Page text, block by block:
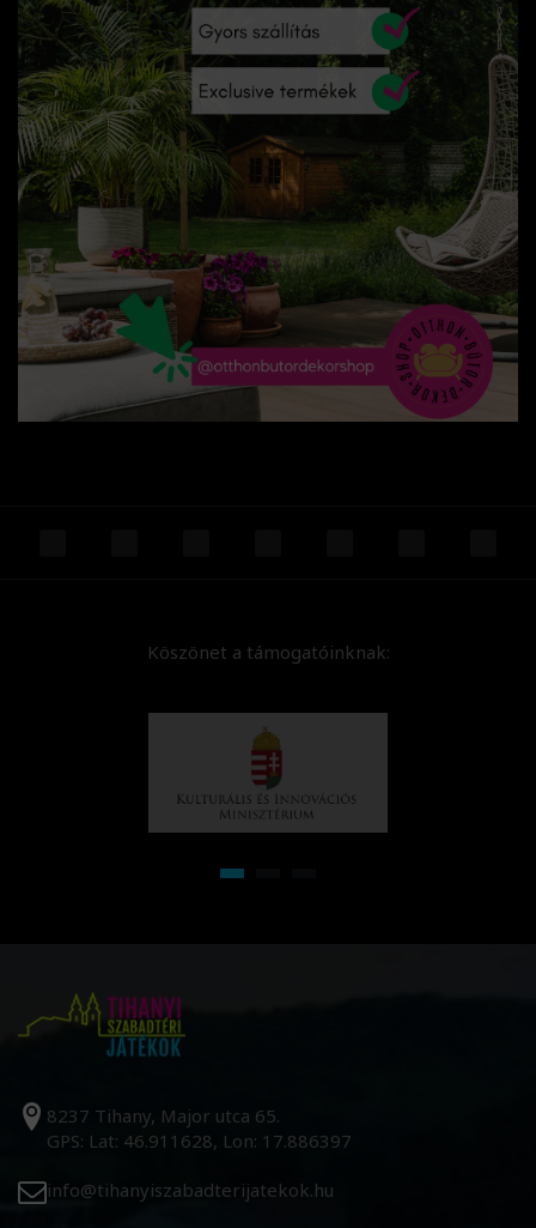
Köszönet a támogatóinknak:
8237 Tihany, Major utca 65.
GPS: Lat: 46.911628, Lon: 17.886397
info@tihanyiszabadterijatekok.hu